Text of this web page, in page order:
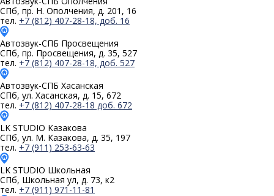
СПб, пр. Н. Ополчения, д. 201, 16
тел. +7 (812) 407-28-18, доб. 16
Автозвук-СПБ Просвещения
СПб, пр. Просвещения, д. 35, 527
тел. +7 (812) 407-28-18, доб. 527
Автозвук-СПБ Хасанская
СПб, ул. Хасанская, д. 15, 672
тел. +7 (812) 407-28-18 доб. 672
LK STUDIO Казакова
СПб, ул. М. Казакова, д. 35, 197
тел. +7 (911) 253-63-63
LK STUDIO Школьная
СПб, Школьная ул, д. 73, к2
тел. +7 (911) 971-11-81